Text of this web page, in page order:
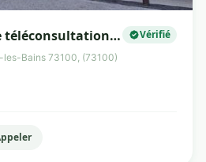
téléconsultation
Vérifié
les-Bains 73100, (73100)